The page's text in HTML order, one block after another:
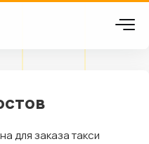
для заказа такси